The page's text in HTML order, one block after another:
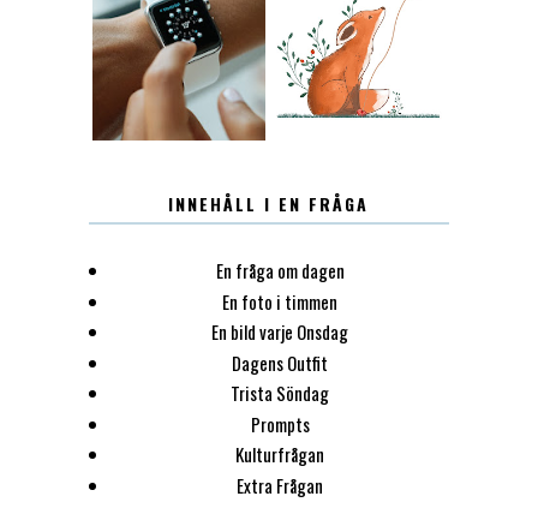
12.30 LUGN
INNEHÅLL I EN FRÅGA
En fråga om dagen
En foto i timmen
En bild varje Onsdag
Dagens Outfit
Trista Söndag
Prompts
Kulturfrågan
Extra Frågan